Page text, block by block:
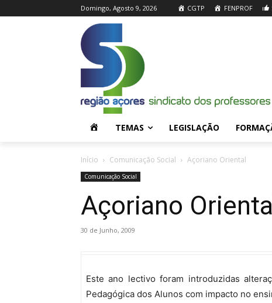
Domingo, Agosto 9, 2026 CGTP FENPROF
M
E
TEMAS LEGISLAÇÃO
Início Comunicação Social Açoriano Oriental
Comunicação Social
Açoriano Oriental
30 de Junho, 2009
Este ano lectivo foram introduzidas
Pedagógica dos Alunos com impacto no